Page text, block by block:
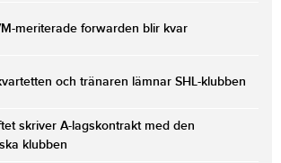
meriterade forwarden blir kvar
och tränaren lämnar SHL-klubben
skriver A-lagskontrakt med den
klubben